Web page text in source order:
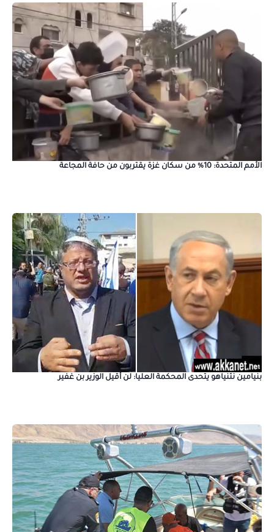
الأمم المتحدة: 10% من سكان غزة يقتربون من حافة المجاعة
بنيامين نتنياهو يتحدى المحكمة العليا: لن أقيل الوزير بن غفير